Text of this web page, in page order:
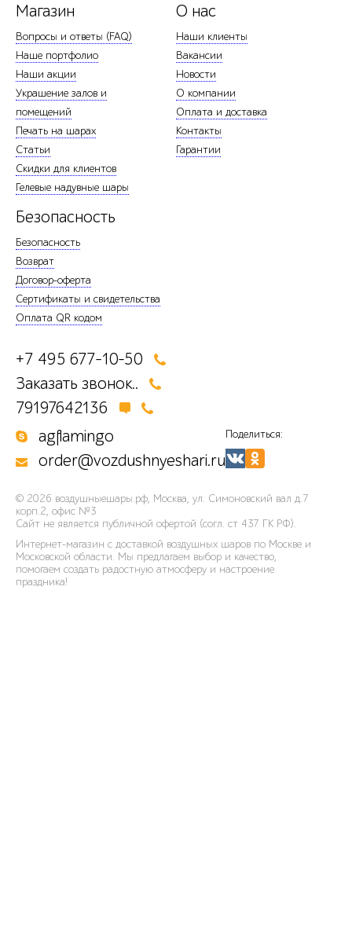
Магазин
Вопросы и ответы (FAQ)
Наше портфолио
Наши акции
Украшение залов и
помещений
Печать на шарах
Статьи
Скидки для клиентов
Гелевые надувные шары
О нас
Наши клиенты
Вакансии
Новости
О компании
Оплата и доставка
Контакты
Гарантии
Безопасность
Безопасность
Возврат
Договор-оферта
Сертификаты и свидетельства
Оплата QR кодом
+7 495 677-10-50
Заказать звонок..
79197642136
agflamingo
order@vozdushnyeshari.ru
Поделиться:
© 2026 воздушныешары.рф, Москва, ул. Симоновский вал д.7
корп.2, офис №3
Сайт не является публичной офертой (согл. ст 437 ГК РФ).
Интернет-магазин с доставкой воздушных шаров по Москве и
Московской области. Мы предлагаем выбор и качество,
помогаем создать радостную атмосферу и настроение
праздника!